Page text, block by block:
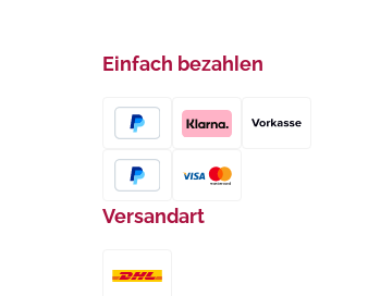
Einfach bezahlen
Versandart